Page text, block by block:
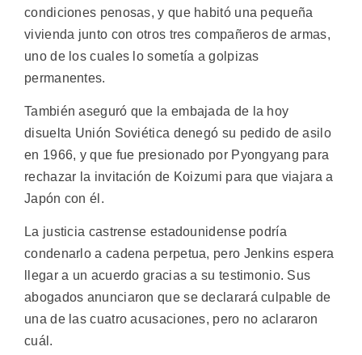
condiciones penosas, y que habitó una pequeña
vivienda junto con otros tres compañeros de armas,
uno de los cuales lo sometía a golpizas
permanentes.
También aseguró que la embajada de la hoy
disuelta Unión Soviética denegó su pedido de asilo
en 1966, y que fue presionado por Pyongyang para
rechazar la invitación de Koizumi para que viajara a
Japón con él.
La justicia castrense estadounidense podría
condenarlo a cadena perpetua, pero Jenkins espera
llegar a un acuerdo gracias a su testimonio. Sus
abogados anunciaron que se declarará culpable de
una de las cuatro acusaciones, pero no aclararon
cuál.